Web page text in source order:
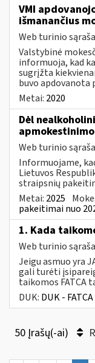
VMI
išmanančius
Web turinio
Valstybinė
informuoja, kad
sugrįžta
buvo apdovanota
Metai: 2020
Dėl
Web turinio
Informuojame,
Lietuvos
straipsnių
Metai: 2025
pakeitimai nuo
1. Kada
Web turinio
Jeigu asmuo yra
gali turėti
taikomos FATCA
DUK: DUK - FATCA
50 Įrašų(-ai)